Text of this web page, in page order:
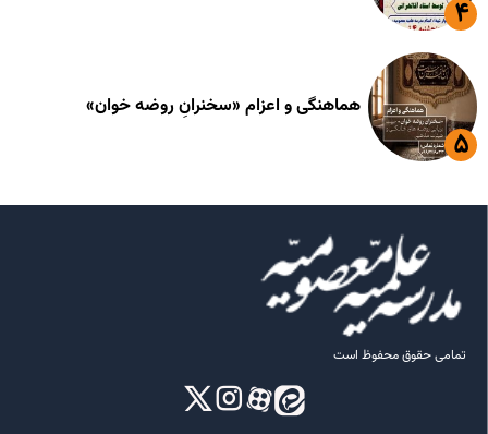
هماهنگی و اعزام «سخنرانِ روضه خوان»
تمامی حقوق محفوظ است